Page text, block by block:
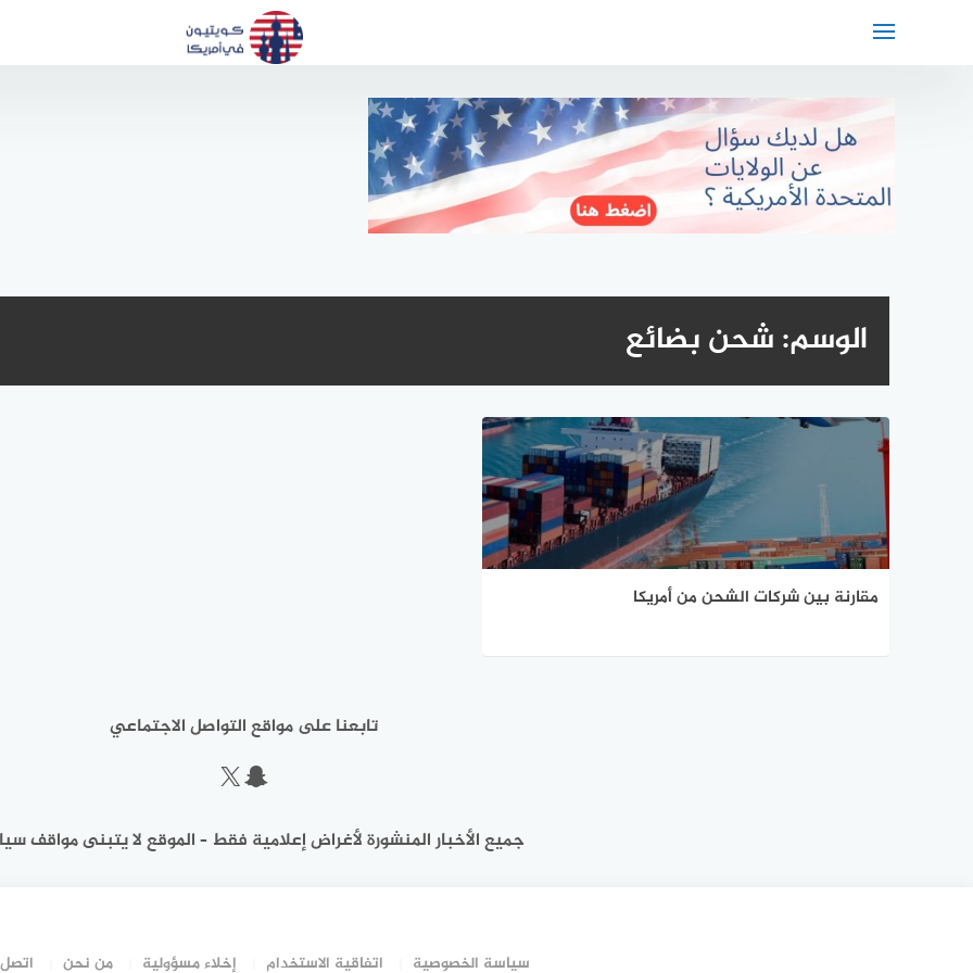
الوسم:شحن بضائع
مقارنة بين شركات الشحن من أمريكا
تابعنا على مواقع التواصل الاجتماعي
سناب شات
إكس
جميع الأخبار المنشورة لأغراض إعلامية فقط – الموقع لا يتبنى مواقف
سياسة الخصوصية اتفاقية الاستخدام إخلاء مسؤولية من نحن